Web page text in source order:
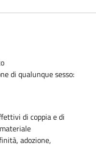
di qualunque sesso:
di coppia e di
adozione,